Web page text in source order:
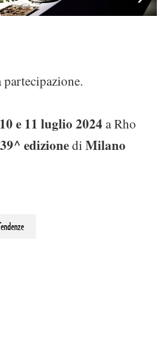
partecipazione.
e 11 luglio 2024 a Rho
39^ edizionedi Milano
Tendenze